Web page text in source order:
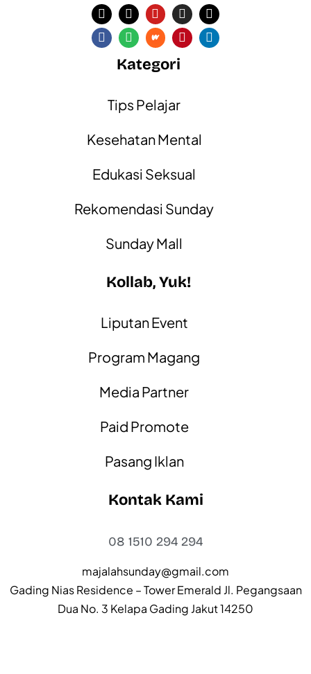
Kategori
Tips Pelajar
Kesehatan Mental
Edukasi Seksual
Rekomendasi Sunday
Sunday Mall
Kollab, Yuk!
Liputan Event
Program Magang
Media Partner
Paid Promote
Pasang Iklan
Kontak Kami
08 1510 294 294
majalahsunday@gmail.com
Gading Nias Residence – Tower Emerald Jl. Pegangsaan
Dua No. 3 Kelapa Gading Jakut 14250